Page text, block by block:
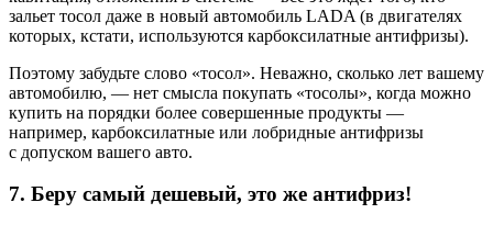
зальет тосол даже в новый автомобиль LADA (в двигателях
которых, кстати, используются карбоксилатные антифризы).
Поэтому забудьте слово «тосол». Неважно, сколько лет вашему
автомобилю, — нет смысла покупать «тосолы», когда можно
купить на порядки более совершенные продукты —
например, карбоксилатные или лобридные антифризы
с допуском вашего авто.
7. Беру самый дешевый, это же антифриз!